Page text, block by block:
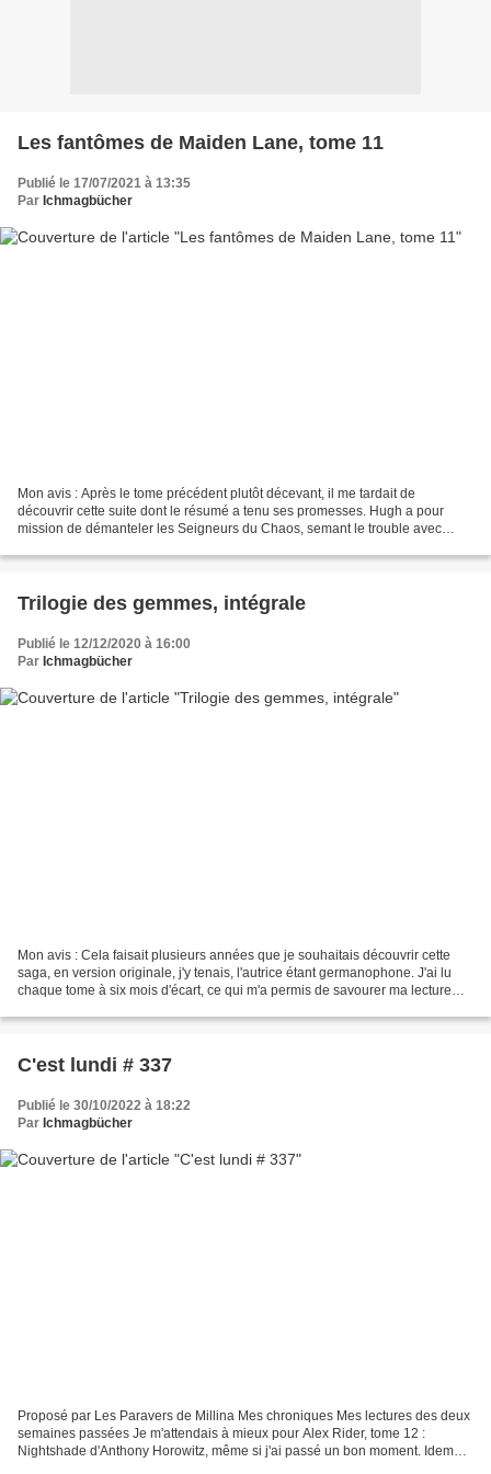
Les fantômes de Maiden Lane, tome 11
Publié le 17/07/2021 à 13:35
Par Ichmagbücher
Mon avis : Après le tome précédent plutôt décevant, il me tardait de
découvrir cette suite dont le résumé a tenu ses promesses. Hugh a pour
mission de démanteler les Seigneurs du Chaos, semant le trouble avec
Trilogie des gemmes, intégrale
Publié le 12/12/2020 à 16:00
Par Ichmagbücher
Mon avis : Cela faisait plusieurs années que je souhaitais découvrir cette
saga, en version originale, j'y tenais, l'autrice étant germanophone. J'ai lu
chaque tome à six mois d'écart, ce qui m'a permis de savourer ma lecture
C'est lundi # 337
Publié le 30/10/2022 à 18:22
Par Ichmagbücher
Proposé par Les Paravers de Millina Mes chroniques Mes lectures des deux
semaines passées Je m'attendais à mieux pour Alex Rider, tome 12 :
Nightshade d'Anthony Horowitz, même si j'ai passé un bon moment. Idem